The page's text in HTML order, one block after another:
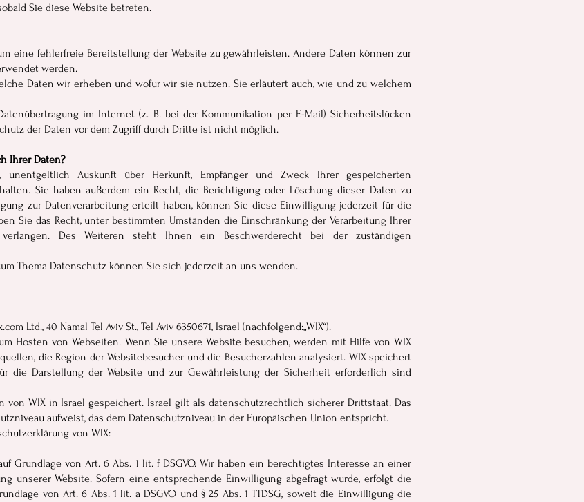
Sie diese Website betreten.
eine fehlerfreie Bereitstellung der Website zu gewährleisten. Andere Daten können zur
werden.
Daten wir erheben und wofür wir sie nutzen. Sie erläutert auch, wie und zu welchem
im Internet (z. B. bei der Kommunikation per E-Mail) Sicherheitslücken
der Daten vor dem Zugriff durch Dritte ist nicht möglich.
Ihrer Daten?
Auskunft über Herkunft, Empfänger und Zweck Ihrer gespeicherten
Sie haben außerdem ein Recht, die Berichtigung oder Löschung dieser Daten zu
zur Datenverarbeitung erteilt haben, können Sie diese Einwilligung jederzeit für die
Sie das Recht, unter bestimmten Umständen die Einschränkung der Verarbeitung Ihrer
verlangen. Des Weiteren steht Ihnen ein Beschwerderecht bei der zuständigen
Thema Datenschutz können Sie sich jederzeit an uns wenden.
Ltd., 40 Namal Tel Aviv St., Tel Aviv 6350671, Israel (nachfolgend:„WIX“).
Hosten von Webseiten. Wenn Sie unsere Website besuchen, werden mit Hilfe von WIX
die Region der Websitebesucher und die Besucherzahlen analysiert. WIX speichert
die Darstellung der Website und zur Gewährleistung der Sicherheit erforderlich sind
von WIX in Israel gespeichert. Israel gilt als datenschutzrechtlich sicherer Drittstaat. Das
aufweist, das dem Datenschutzniveau in der Europäischen Union entspricht.
von WIX:
Grundlage von Art. 6 Abs. 1 lit. f DSGVO. Wir haben ein berechtigtes Interesse an einer
unserer Website. Sofern eine entsprechende Einwilligung abgefragt wurde, erfolgt die
von Art. 6 Abs. 1 lit. a DSGVO und § 25 Abs. 1 TTDSG, soweit die Einwilligung die